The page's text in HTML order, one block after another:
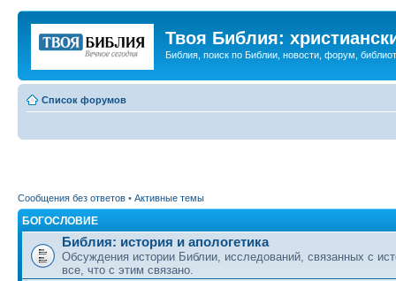
Твоя Библия:
Библия, поиск по Библии, новости, форум,
Список форумов
Сообщения без ответов • Активные темы
БОГОСЛОВИЕ
Библия: история и апологетика
Обсуждения истории Библии, исследований, связанных с
все, что с этим связано.